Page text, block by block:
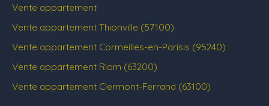
Vente appartement
Vente appartement Thionville (57100)
Vente appartement Cormeilles-en-Parisis (95240)
Vente appartement Riom (63200)
Vente appartement Clermont-Ferrand (63100)